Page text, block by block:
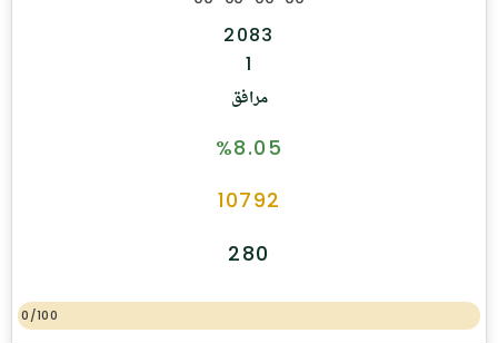
مرافق
%8.05
10792
280
0/100
2083
1